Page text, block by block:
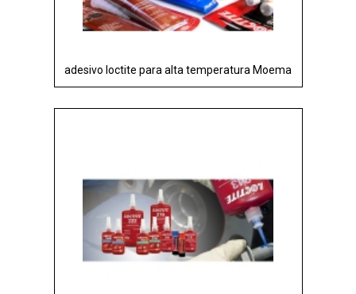
adesivo loctite para alta temperatura Moema